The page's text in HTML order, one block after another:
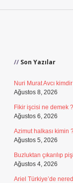
Son Yazılar
Nuri Murat Avcı
Ağustos 8, 2026
Fikir işcisi ne demek ?
Ağustos 6, 2026
Azimut halkası kimin
Ağustos 5, 2026
Buzluktan çıkarılıp
Ağustos 4, 2026
Ariel Türkiye’de